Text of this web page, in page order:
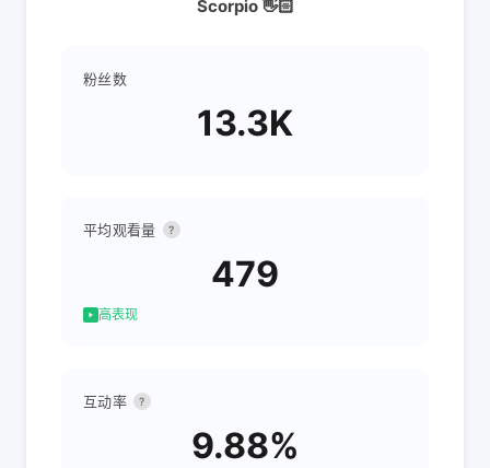
Scorpio 👋🏻
粉丝数
13.3K
平均观看量 ?
479
高表现
互动率 ?
9.88%